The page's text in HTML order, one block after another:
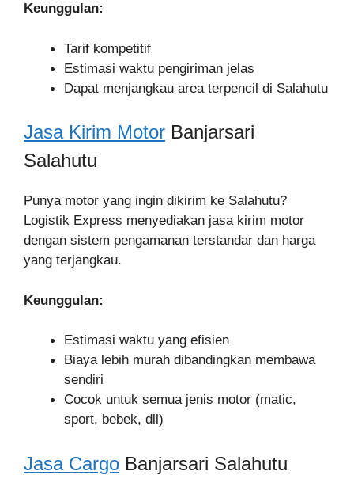
Keunggulan:
Tarif kompetitif
Estimasi waktu pengiriman jelas
Dapat menjangkau area terpencil di Salahutu
Jasa Kirim Motor Banjarsari
Salahutu
Punya motor yang ingin dikirim ke Salahutu?
Logistik Express menyediakan jasa kirim motor
dengan sistem pengamanan terstandar dan harga
yang terjangkau.
Keunggulan:
Estimasi waktu yang efisien
Biaya lebih murah dibandingkan membawa
sendiri
Cocok untuk semua jenis motor (matic,
sport, bebek, dll)
Jasa Cargo Banjarsari Salahutu